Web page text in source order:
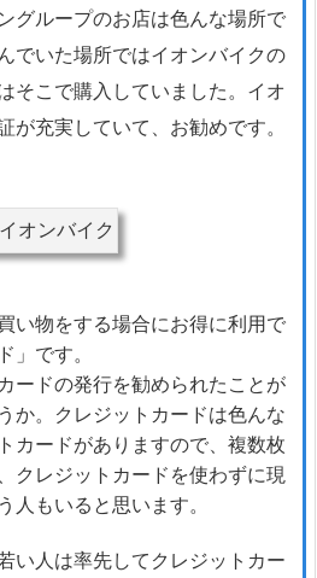
グループのお店は色んな場所で
でいた場所ではイオンバイクの
そこで購入していました。イオ
が充実していて、お勧めです。
い物をする場合にお得に利用で
」です。
ードの発行を勧められたことが
か。クレジットカードは色んな
カードがありますので、複数枚
クレジットカードを使わずに現
人もいると思います。
い人は率先してクレジットカー